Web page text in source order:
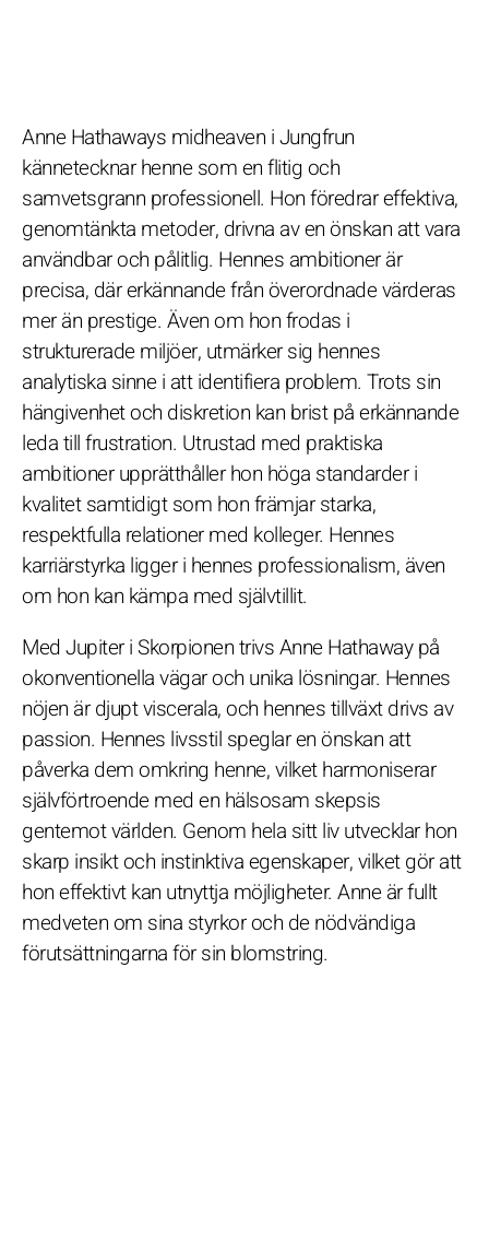
Anne Hathaways midheaven i Jungfrun
kännetecknar henne som en flitig och
samvetsgrann professionell. Hon föredrar effektiva,
genomtänkta metoder, drivna av en önskan att vara
användbar och pålitlig. Hennes ambitioner är
precisa, där erkännande från överordnade värderas
mer än prestige. Även om hon frodas i
strukturerade miljöer, utmärker sig hennes
analytiska sinne i att identifiera problem. Trots sin
hängivenhet och diskretion kan brist på erkännande
leda till frustration. Utrustad med praktiska
ambitioner upprätthåller hon höga standarder i
kvalitet samtidigt som hon främjar starka,
respektfulla relationer med kolleger. Hennes
karriärstyrka ligger i hennes professionalism, även
om hon kan kämpa med självtillit.
Med Jupiter i Skorpionen trivs Anne Hathaway på
okonventionella vägar och unika lösningar. Hennes
nöjen är djupt viscerala, och hennes tillväxt drivs av
passion. Hennes livsstil speglar en önskan att
påverka dem omkring henne, vilket harmoniserar
självförtroende med en hälsosam skepsis
gentemot världen. Genom hela sitt liv utvecklar hon
skarp insikt och instinktiva egenskaper, vilket gör att
hon effektivt kan utnyttja möjligheter. Anne är fullt
medveten om sina styrkor och de nödvändiga
förutsättningarna för sin blomstring.